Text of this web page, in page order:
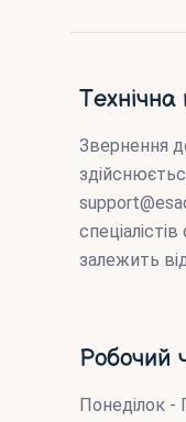
Звернення
залежить
Робочий
Понеділок -